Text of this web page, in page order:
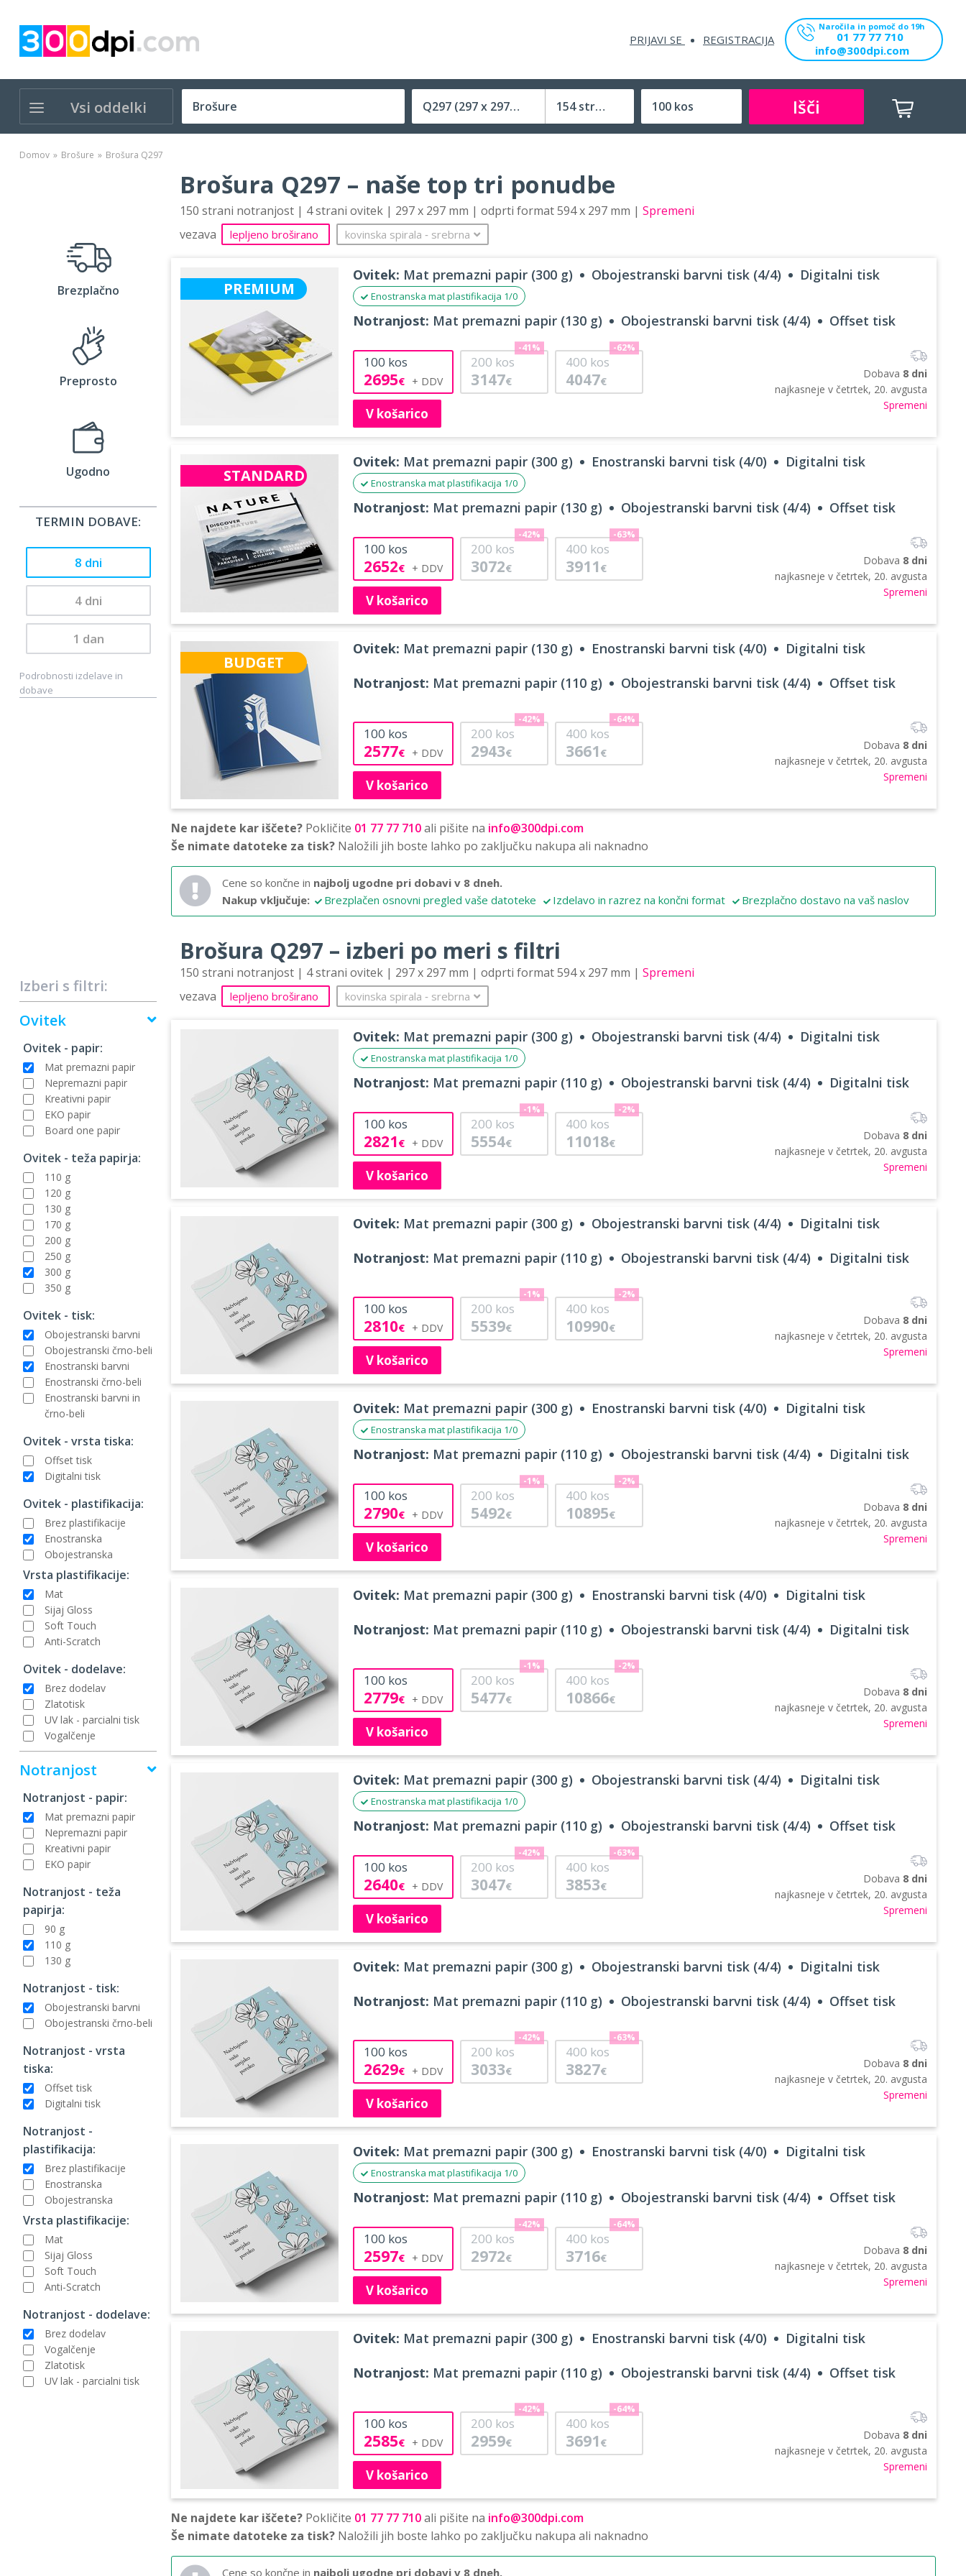
PRIJAVI SE REGISTRACIJA
Naročila in pomoč do 19h
01 77 77 710
info@300dpi.com
Vsi oddelki Q297 (297 x 297 mm)
Velikost (zaprte) tiskovine
154 strani Išči
Domov Brošure Brošura Q297
Brezplačno
Preprosto
Ugodno
TERMIN DOBAVE:
8 dni
4 dni
1 dan
Podrobnosti izdelave in
dobave
Izberi s filtri:
Ovitek
Ovitek - papir:
Mat premazni papir
Nepremazni papir
Kreativni papir
EKO papir
Board one papir
Ovitek - teža papirja:
110 g
120 g
130 g
170 g
200 g
250 g
300 g
350 g
Ovitek - tisk:
Obojestranski barvni
Obojestranski črno-beli
Enostranski barvni
Enostranski črno-beli
Enostranski barvni in
črno-beli
Ovitek - vrsta tiska:
Offset tisk
Digitalni tisk
Ovitek - plastifikacija:
Brez plastifikacije
Enostranska
Obojestranska
Vrsta plastifikacije:
Mat
Sijaj Gloss
Soft Touch
Anti-Scratch
Ovitek - dodelave:
Brez dodelav
Zlatotisk
UV lak - parcialni tisk
Vogalčenje
Notranjost
Notranjost - papir:
Mat premazni papir
Nepremazni papir
Kreativni papir
EKO papir
Notranjost - teža
papirja:
90 g
110 g
130 g
Notranjost - tisk:
Obojestranski barvni
Obojestranski črno-beli
Notranjost - vrsta
tiska:
Offset tisk
Digitalni tisk
Notranjost -
plastifikacija:
Brez plastifikacije
Enostranska
Obojestranska
Vrsta plastifikacije:
Mat
Sijaj Gloss
Soft Touch
Anti-Scratch
Notranjost - dodelave:
Brez dodelav
Vogalčenje
Zlatotisk
UV lak - parcialni tisk
Brošura Q297 – naše top tri ponudbe
150 strani notranjost | 4 strani ovitek | 297 x 297 mm | odprti format 594 x 297 mm | Spremeni
vezava
lepljeno broširano kovinska spirala ‐ srebrna
PREMIUM
Ovitek: Mat premazni papir (300 g) Obojestranski barvni tisk (4/4) Digitalni tisk
Enostranska mat plastifikacija 1/0
Notranjost: Mat premazni papir (130 g) Obojestranski barvni tisk (4/4) Offset tisk
100 kos
2695€
200 kos
3147€
-41%
400 kos
4047€
-62%
V košarico
Dobava 8 dni
najkasneje v četrtek, 20. avgusta
Spremeni
STANDARD
Ovitek: Mat premazni papir (300 g) Enostranski barvni tisk (4/0) Digitalni tisk
Enostranska mat plastifikacija 1/0
Notranjost: Mat premazni papir (130 g) Obojestranski barvni tisk (4/4) Offset tisk
100 kos
2652€
200 kos
3072€
-42%
400 kos
3911 €
-63%
V košarico
Dobava 8 dni
najkasneje v četrtek, 20. avgusta
Spremeni
BUDGET
Ovitek: Mat premazni papir (130 g) Enostranski barvni tisk (4/0) Digitalni tisk
Notranjost: Mat premazni papir (110 g) Obojestranski barvni tisk (4/4) Offset tisk
100 kos
2577€
200 kos
2943€
-42%
400 kos
3661 €
-64%
V košarico
Dobava 8 dni
najkasneje v četrtek, 20. avgusta
Spremeni
Ne najdete kar iščete? Pokličite 01 77 77 710ali pišite na info@300dpi.com
Še nimate datoteke za tisk? Naložili jih boste lahko po zaključku nakupa ali naknadno
Cene so končne in najbolj ugodne pri dobavi v 8 dneh.
Nakup vključuje:
Brezplačen osnovni pregled vaše datoteke Izdelavo in razrez na končni format Brezplačno dostavo na vaš naslov
Brošura Q297 – izberi po meri s filtri
150 strani notranjost | 4 strani ovitek | 297 x 297 mm | odprti format 594 x 297 mm | Spremeni
vezava
lepljeno broširano kovinska spirala ‐ srebrna
Ovitek: Mat premazni papir (300 g) Obojestranski barvni tisk (4/4) Digitalni tisk
Enostranska mat plastifikacija 1/0
Notranjost: Mat premazni papir (110 g) Obojestranski barvni tisk (4/4) Digitalni tisk
100 kos
2821€
200 kos
5554€
-1%
400 kos
11018€
-2%
V košarico
Dobava 8 dni
najkasneje v četrtek, 20. avgusta
Spremeni
Ovitek: Mat premazni papir (300 g) Obojestranski barvni tisk (4/4) Digitalni tisk
Notranjost: Mat premazni papir (110 g) Obojestranski barvni tisk (4/4) Digitalni tisk
100 kos
2810€
200 kos
5539€
-1%
400 kos
10990€
-2%
V košarico
Dobava 8 dni
najkasneje v četrtek, 20. avgusta
Spremeni
Ovitek: Mat premazni papir (300 g) Enostranski barvni tisk (4/0) Digitalni tisk
Enostranska mat plastifikacija 1/0
Notranjost: Mat premazni papir (110 g) Obojestranski barvni tisk (4/4) Digitalni tisk
100 kos
2790€
200 kos
5492€
-1%
400 kos
10895€
-2%
V košarico
Dobava 8 dni
najkasneje v četrtek, 20. avgusta
Spremeni
Ovitek: Mat premazni papir (300 g) Enostranski barvni tisk (4/0) Digitalni tisk
Notranjost: Mat premazni papir (110 g) Obojestranski barvni tisk (4/4) Digitalni tisk
100 kos
2779€
200 kos
5477€
-1%
400 kos
10866€
-2%
V košarico
Dobava 8 dni
najkasneje v četrtek, 20. avgusta
Spremeni
Ovitek: Mat premazni papir (300 g) Obojestranski barvni tisk (4/4) Digitalni tisk
Enostranska mat plastifikacija 1/0
Notranjost: Mat premazni papir (110 g) Obojestranski barvni tisk (4/4) Offset tisk
100 kos
2640€
200 kos
3047€
-42%
400 kos
3853€
-63%
V košarico
Dobava 8 dni
najkasneje v četrtek, 20. avgusta
Spremeni
Ovitek: Mat premazni papir (300 g) Obojestranski barvni tisk (4/4) Digitalni tisk
Notranjost: Mat premazni papir (110 g) Obojestranski barvni tisk (4/4) Offset tisk
100 kos
2629€
200 kos
3033€
-42%
400 kos
3827€
-63%
V košarico
Dobava 8 dni
najkasneje v četrtek, 20. avgusta
Spremeni
Ovitek: Mat premazni papir (300 g) Enostranski barvni tisk (4/0) Digitalni tisk
Enostranska mat plastifikacija 1/0
Notranjost: Mat premazni papir (110 g) Obojestranski barvni tisk (4/4) Offset tisk
100 kos
2597€
200 kos
2972€
-42%
400 kos
3716€
-64%
V košarico
Dobava 8 dni
najkasneje v četrtek, 20. avgusta
Spremeni
Ovitek: Mat premazni papir (300 g) Enostranski barvni tisk (4/0) Digitalni tisk
Notranjost: Mat premazni papir (110 g) Obojestranski barvni tisk (4/4) Offset tisk
100 kos
2585€
200 kos
2959€
-42%
400 kos
3691 €
-64%
V košarico
Dobava 8 dni
najkasneje v četrtek, 20. avgusta
Spremeni
Ne najdete kar iščete? Pokličite 01 77 77 710ali pišite na info@300dpi.com
Še nimate datoteke za tisk? Naložili jih boste lahko po zaključku nakupa ali naknadno
Cene so končne in najbolj ugodne pri dobavi v 8 dneh.